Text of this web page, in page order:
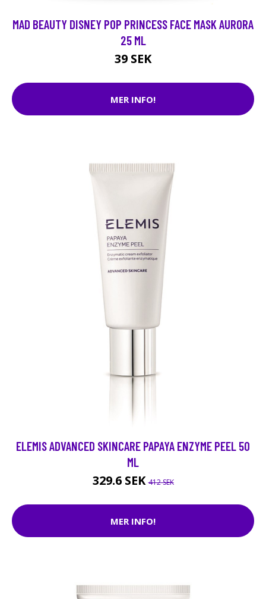
MAD BEAUTY DISNEY POP PRINCESS FACE MASK AURORA
25 ML
39 SEK
MER INFO!
ELEMIS ADVANCED SKINCARE PAPAYA ENZYME PEEL 50
ML
329.6 SEK412 SEK
MER INFO!